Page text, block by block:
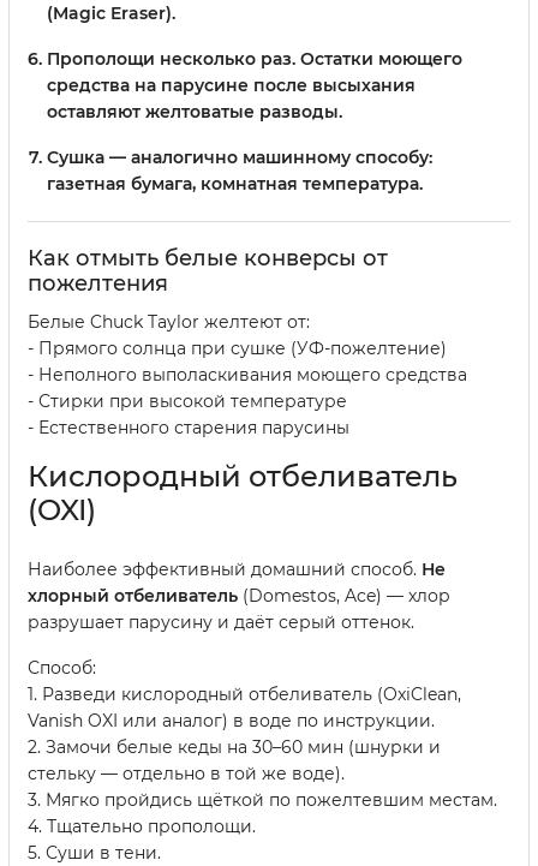
(Magic Eraser).
Прополощи несколько раз. Остатки моющего
средства на парусине после высыхания
оставляют желтоватые разводы.
Сушка — аналогично машинному способу:
газетная бумага, комнатная температура.
Как отмыть белые конверсы от
пожелтения
Белые Chuck Taylor желтеют от:
- Прямого солнца при сушке (УФ-пожелтение)
- Неполного выполаскивания моющего средства
- Стирки при высокой температуре
- Естественного старения парусины
Кислородный отбеливатель
(OXI)
Наиболее эффективный домашний способ. Не
хлорный отбеливатель (Domestos, Ace) — хлор
разрушает парусину и даёт серый оттенок.
Способ:
1. Разведи кислородный отбеливатель (OxiClean,
Vanish OXI или аналог) в воде по инструкции.
2. Замочи белые кеды на 30–60 мин (шнурки и
стельку — отдельно в той же воде).
3. Мягко пройдись щёткой по пожелтевшим местам.
4. Тщательно прополощи.
5. Суши в тени.